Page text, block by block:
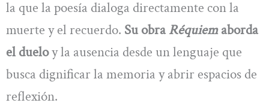
la que la poesía dialoga directamente con la
muerte y el recuerdo. Su obraRéquiemaborda
el dueloy la ausencia desde un lenguaje que
busca dignificar la memoria y abrir espacios de
reflexión.